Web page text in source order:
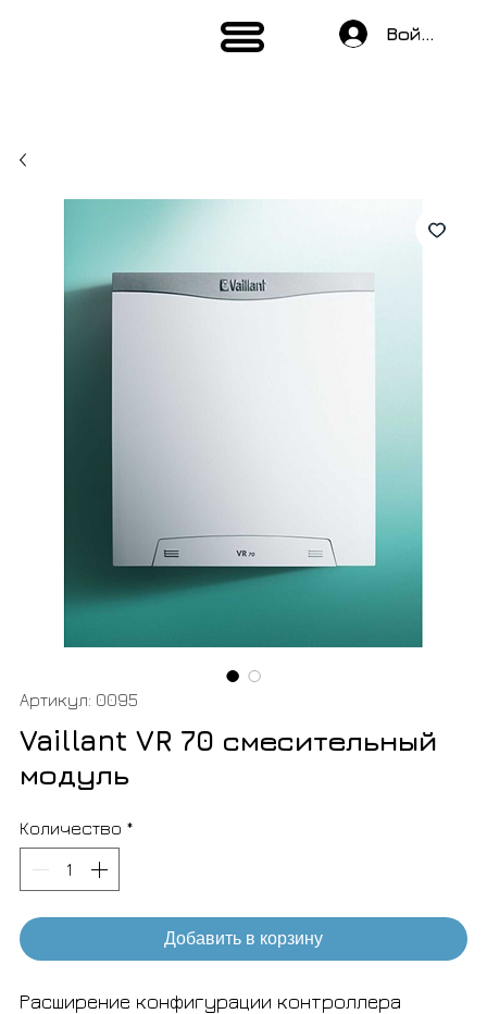
Войти
Артикул: 0095
Vaillant VR 70 смесительный
модуль
Количество *
Добавить в корзину
Расширение конфигурации контроллера